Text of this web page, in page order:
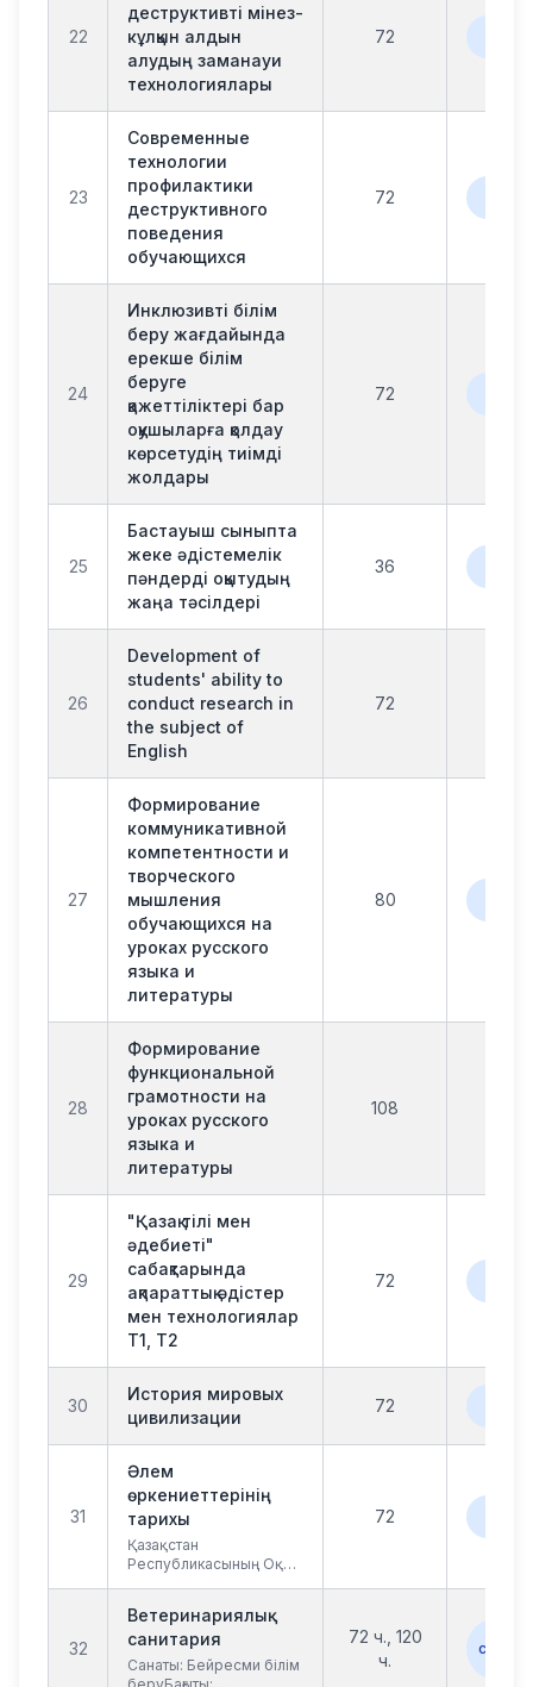
22
деструктивті мінез-
кұлқын алдын
алудың заманауи
технологиялары
72
23
Современные
технологии
профилактики
деструктивного
поведения
обучающихся
72
24
Инклюзивті білім
беру жағдайында
ерекше білім
беруге
қажеттіліктері бар
оқушыларға қолдау
көрсетудің тиімді
жолдары
72
25
Бастауыш сыныпта
жеке әдістемелік
пәндерді оқытудың
жаңа тәсілдері
36
26
Development of
students' ability to
conduct research in
the subject of
English
72
27
Формирование
коммуникативной
компетентности и
творческого
мышления
обучающихся на
уроках русского
языка и
литературы
80
28
Формирование
функциональной
грамотности на
уроках русского
языка и
литературы
108
29
"Қазақ тілі мен
әдебиеті"
сабақтарында
ақпараттық әдістер
мен технологиялар
Т1, Т2
72
30
История мировых
цивилизации
72
31
Әлем
өркениеттерінің
тарихы
Қазақстан
Республикасының Оқу-
курстар
72
32
Ветеринариялық
санитария
Санаты: Бейресми білім
72 ч., 120
ч.